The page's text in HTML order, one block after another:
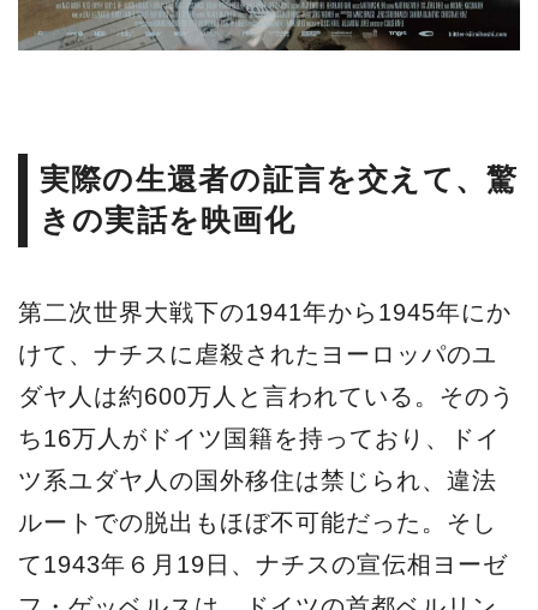
実際の生還者の証言を交えて、驚
きの実話を映画化
第二次世界大戦下の1941年から1945年にか
けて、ナチスに虐殺されたヨーロッパのユ
ダヤ人は約600万人と言われている。そのう
ち16万人がドイツ国籍を持っており、ドイ
ツ系ユダヤ人の国外移住は禁じられ、違法
ルートでの脱出もほぼ不可能だった。そし
て1943年６月19日、ナチスの宣伝相ヨーゼ